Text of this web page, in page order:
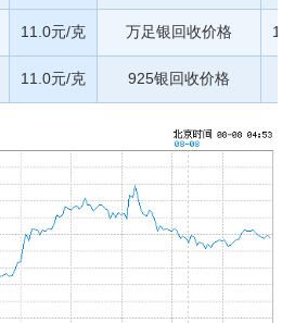
11.0元/克 万足银回收价格
11.0元/克 925银回收价格